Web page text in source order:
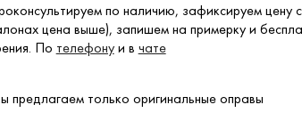
по наличию, зафиксируем цену
цена выше), запишем на примерку и
По телефонуи в чате
предлагаем только оригинальные оправы